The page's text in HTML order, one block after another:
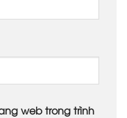
web trong trình